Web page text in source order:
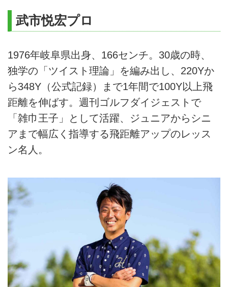
武市悦宏プロ
1976年岐阜県出身、166センチ。30歳の時、
独学の「ツイスト理論」を編み出し、220Yか
ら348Y（公式記録）まで1年間で100Y以上飛
距離を伸ばす。週刊ゴルフダイジェストで
「雑巾王子」として活躍、ジュニアからシニ
アまで幅広く指導する飛距離アップのレッス
ン名人。